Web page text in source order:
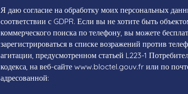
Я даю согласие на обработку моих персональных
соответствии с GDPR. Если вы не хотите быть
коммерческого поиска по телефону, вы можете
зарегистрироваться в списке возражений против
агитации, предусмотренном статьей L223-1
кодекса, на веб-сайте www.bloctel.gouv.fr или по
адресованной: